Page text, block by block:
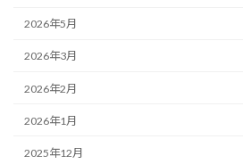
2026年5月
2026年3月
2026年2月
2026年1月
2025年12月